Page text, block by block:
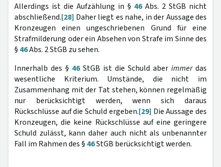
Allerdings ist die Aufzählung in § 46Abs. 2 StGB nicht
abschließend.[28] Daher liegt es nahe, in der Aussage des
Kronzeugen einen ungeschriebenen Grund für eine
Strafmilderung oder ein Absehen von Strafe im Sinne des
§46Abs. 2 StGB zu sehen.
Innerhalb des § 46StGB ist die Schuld aber immerdas
wesentliche Kriterium. Umstände, die nicht im
Zusammenhang mit der Tat stehen, können regelmäßig
nur berücksichtigt werden, wenn sich daraus
Rückschlüsse auf die Schuld ergeben.[29] Die Aussage des
Kronzeugen, die keine Rückschlüsse auf eine geringere
Schuld zulässt, kann daher auch nicht als unbenannter
Fall im Rahmen des §46StGB berücksichtigt werden.